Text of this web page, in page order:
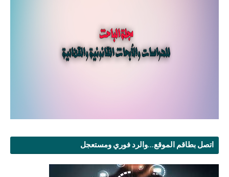
اتصل بطاقم الموقع...والرد فوري ومستعجل